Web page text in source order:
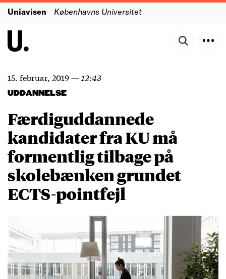
Uniavisen Københavns Universitet
15. februar, 2019— 12:43
UDDANNELSE
Færdiguddannede
kandidater fra KU må
formentlig tilbage på
skolebænken grundet
ECTS-pointfejl